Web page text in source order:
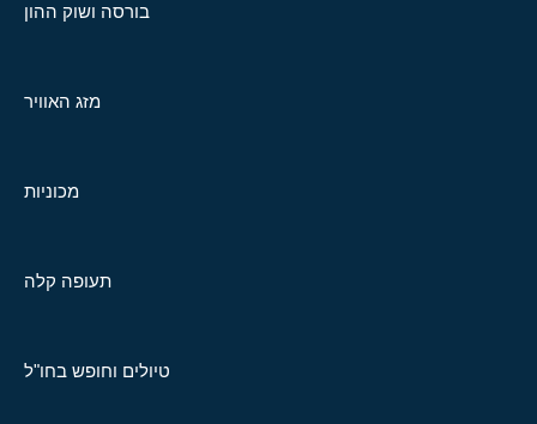
בורסה ושוק ההון
מזג האוויר
מכוניות
תעופה קלה
טיולים וחופש בחו"ל